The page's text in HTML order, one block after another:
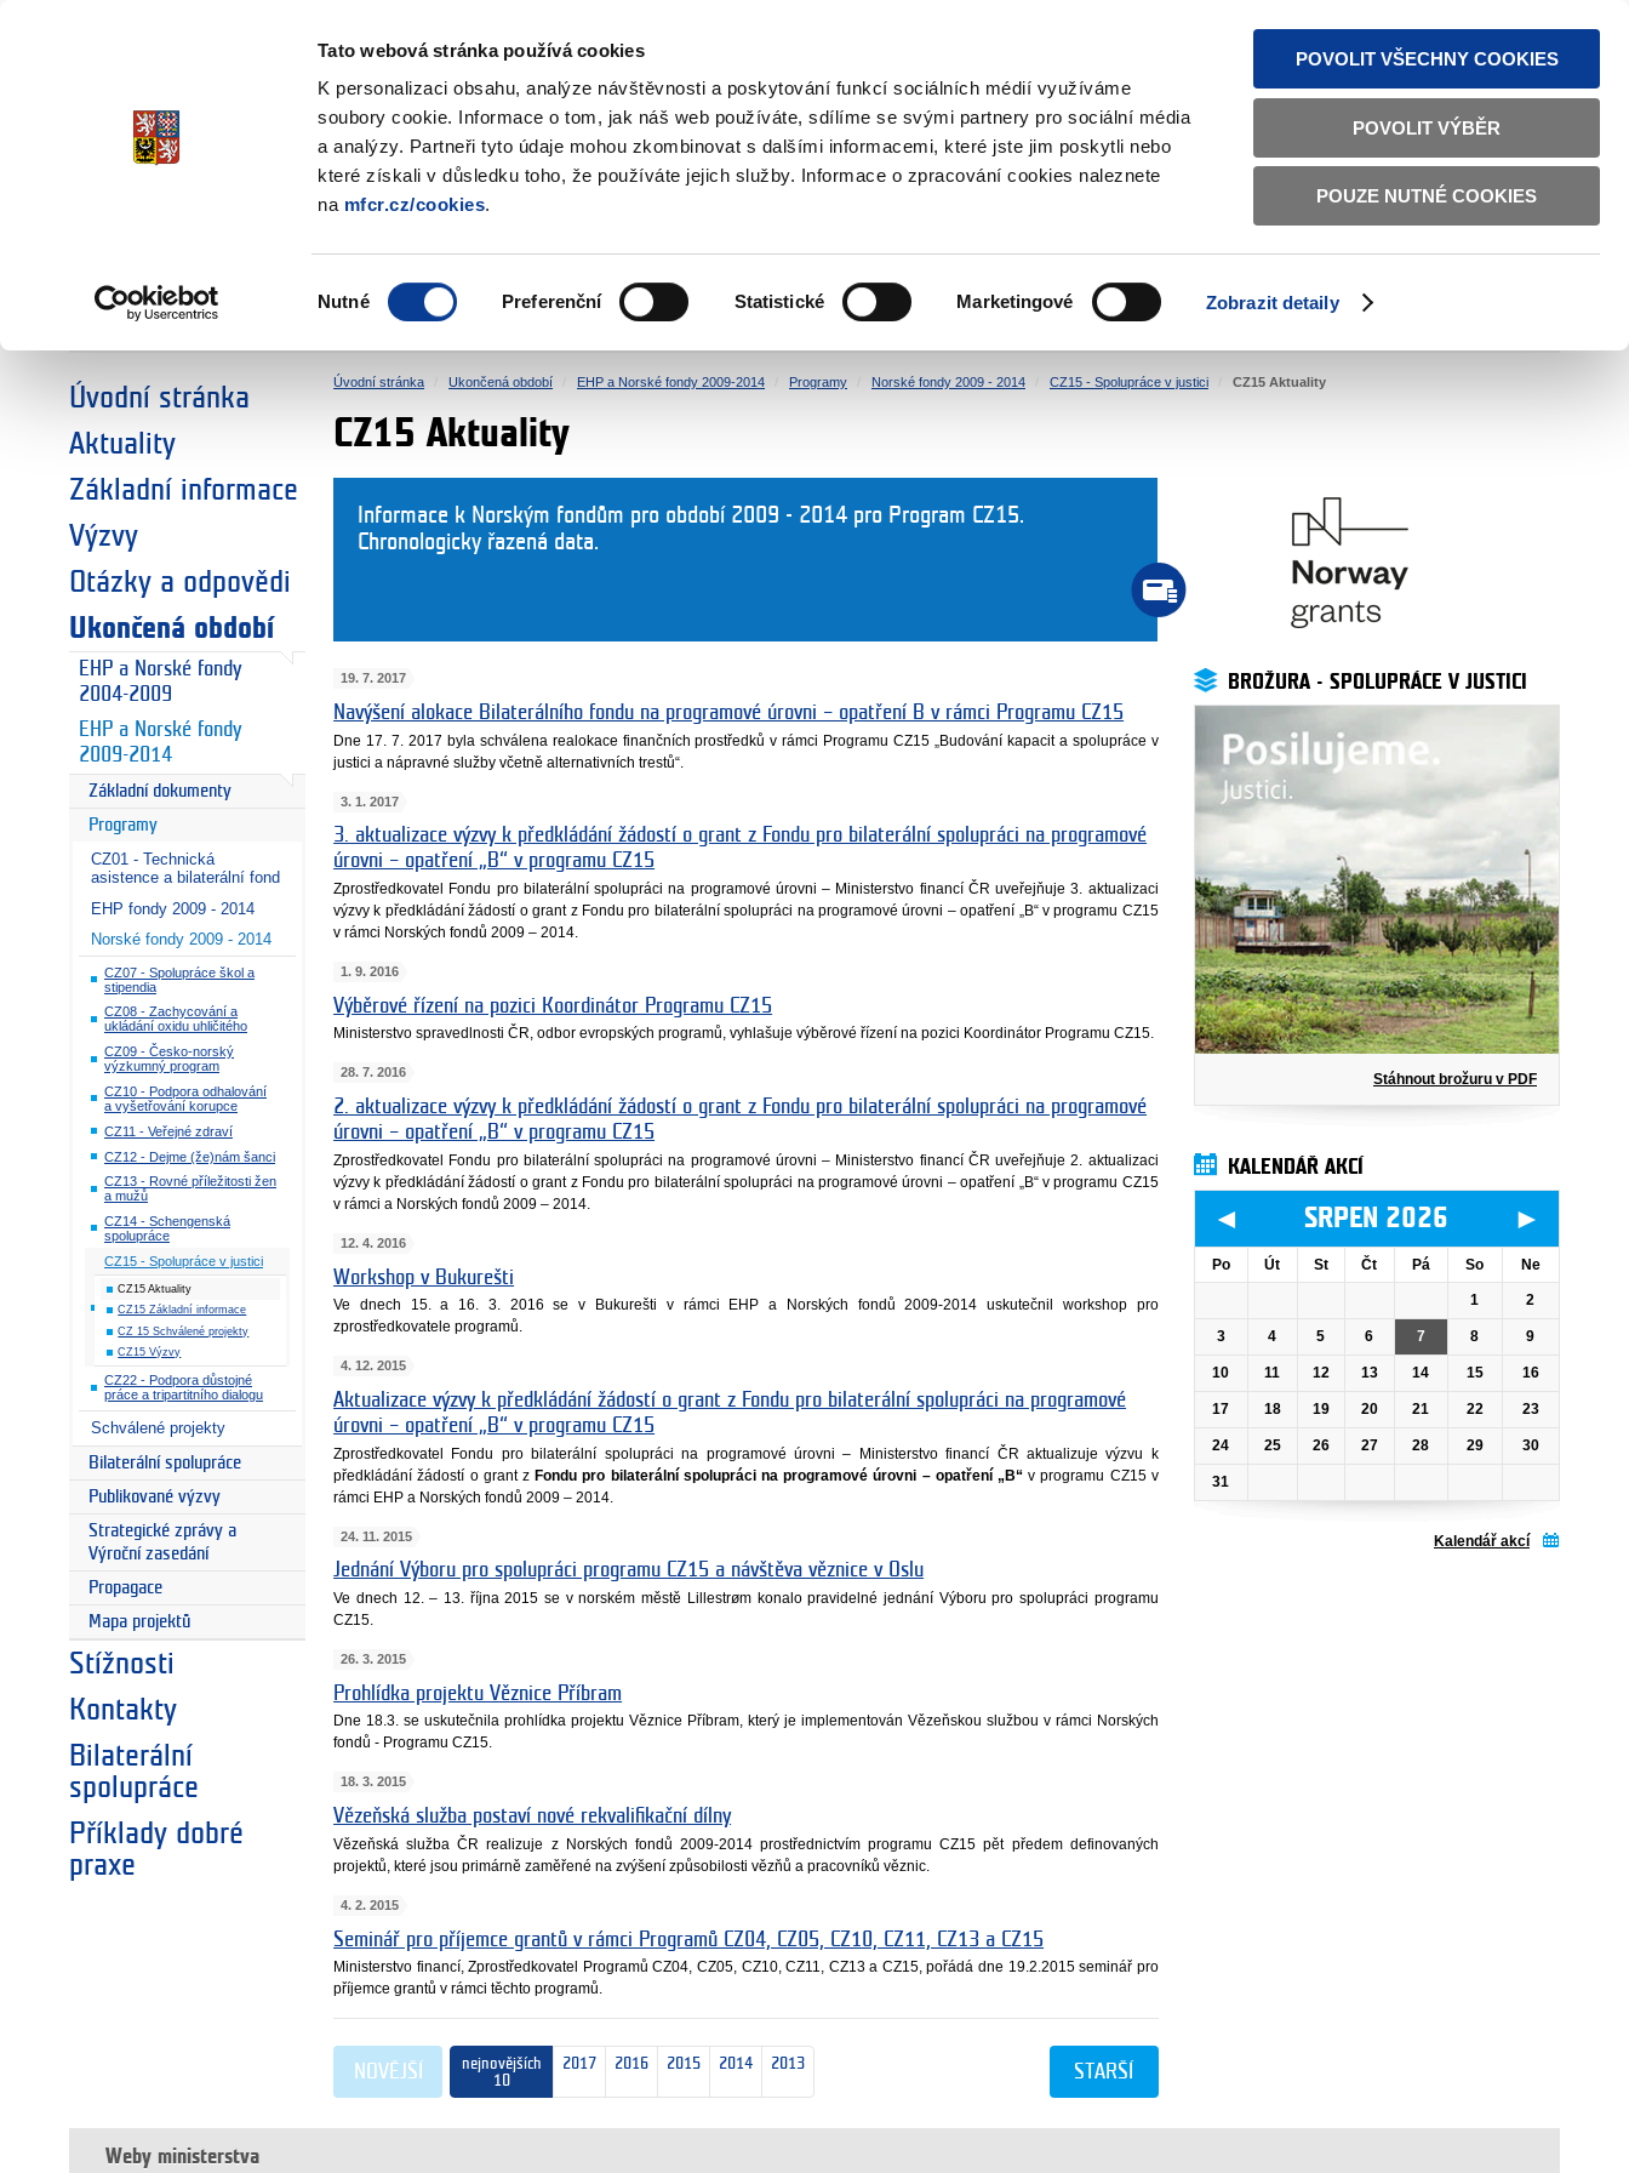
Tato webová stránka používá cookies
K personalizaci obsahu, analýze návštěvnosti a poskytování funkcí sociálních médií využíváme
soubory cookie. Informace o tom, jak náš web používáte, sdílíme se svými partnery pro sociální média
a analýzy. Partneři tyto údaje mohou zkombinovat s dalšími informacemi, které jste jim poskytli nebo
které získali v důsledku toho, že používáte jejich služby. Informace o zpracování cookies naleznete
na mfcr.cz/cookies.
souhlasu
Nutné Preferenční Statistické Marketingové Zobrazit detaily
POVOLIT VŠECHNY COOKIES
POVOLIT VÝBĚR
POUZE NUTNÉ COOKIES
TEXTOVÁ VERZE ČESKY ENGLISH
Fondy EHP a Norska
ZVOLTE SI OBLAST:
SOCIÁLNÍ DIALOG ŽIVOTNÍ PROSTŘEDÍ LIDSKÁ PRÁVA SPRAVEDLNOST VNITŘNÍ VĚCI BILATERÁLNÍ SPOLUPRÁCE
Úvodní stránka
Aktuality
Základní informace
Výzvy
Otázky a odpovědi
Ukončená období
EHP a Norské fondy
2004-2009
EHP a Norské fondy
2009-2014
Základní dokumenty
Programy
CZ01 - Technická
asistence a bilaterální fond
EHP fondy 2009 - 2014
Norské fondy 2009 - 2014
CZ07 - Spolupráce škol a
stipendia
CZ08 - Zachycování a
ukládání oxidu uhličitého
CZ09 - Česko-norský
výzkumný program
CZ10 - Podpora odhalování
a vyšetřování korupce
CZ11 - Veřejné zdraví
CZ12 - Dejme (že)nám šanci
CZ13 - Rovné příležitosti žen
a mužů
CZ14 - Schengenská
spolupráce
CZ15 - Spolupráce v justici
CZ15 Aktuality
CZ15 Základní informace
CZ 15 Schválené projekty
CZ15 Výzvy
CZ22 - Podpora důstojné
práce a tripartitního dialogu
Schválené projekty
Bilaterální spolupráce
Publikované výzvy
Strategické zprávy a
Výroční zasedání
Propagace
Mapa projektů
Stížnosti
Kontakty
Bilaterální
spolupráce
Příklady dobré
praxe
Úvodní stránka Ukončená období EHP a Norské fondy 2009-2014 Programy Norské fondy 2009 - 2014 CZ15 - Spolupráce v justici CZ15 Aktuality
CZ15 Aktuality
Informace k Norským fondům pro období 2009 - 2014 pro Program CZ15.
Chronologicky řazená data.
19. 7. 2017
Navýšení alokace Bilaterálního fondu na programové úrovni – opatření B v rámci Programu CZ15
Dne 17. 7. 2017 byla schválena realokace finančních prostředků v rámci Programu CZ15 „Budování kapacit a spolupráce v
justici a nápravné služby včetně alternativních trestů“.
3. 1. 2017
3. aktualizace výzvy k předkládání žádostí o grant z Fondu pro bilaterální spolupráci na programové
úrovni – opatření „B“ v programu CZ15
Zprostředkovatel Fondu pro bilaterální spolupráci na programové úrovni – Ministerstvo financí ČR uveřejňuje 3. aktualizaci
výzvy k předkládání žádostí o grant z Fondu pro bilaterální spolupráci na programové úrovni – opatření „B“ v programu CZ15
v rámci Norských fondů 2009 – 2014.
1. 9. 2016
Výběrové řízení na pozici Koordinátor Programu CZ15
Ministerstvo spravedlnosti ČR, odbor evropských programů, vyhlašuje výběrové řízení na pozici Koordinátor Programu CZ15.
28. 7. 2016
2. aktualizace výzvy k předkládání žádostí o grant z Fondu pro bilaterální spolupráci na programové
úrovni – opatření „B“ v programu CZ15
Zprostředkovatel Fondu pro bilaterální spolupráci na programové úrovni – Ministerstvo financí ČR uveřejňuje 2. aktualizaci
výzvy k předkládání žádostí o grant z Fondu pro bilaterální spolupráci na programové úrovni – opatření „B“ v programu CZ15
v rámci a Norských fondů 2009 – 2014.
12. 4. 2016
Workshop v Bukurešti
Ve dnech 15. a 16. 3. 2016 se v Bukurešti v rámci EHP a Norských fondů 2009-2014 uskutečnil workshop pro
zprostředkovatele programů.
4. 12. 2015
Aktualizace výzvy k předkládání žádostí o grant z Fondu pro bilaterální spolupráci na programové
úrovni – opatření „B“ v programu CZ15
Zprostředkovatel Fondu pro bilaterální spolupráci na programové úrovni – Ministerstvo financí ČR aktualizuje výzvu k
předkládání žádostí o grant zFondu pro bilaterální spolupráci na programové úrovni – opatření „B“v programu CZ15 v
rámci EHP a Norských fondů 2009 – 2014.
24. 11. 2015
Jednání Výboru pro spolupráci programu CZ15 a návštěva věznice v Oslu
Ve dnech 12. – 13. října 2015 se v norském městě Lillestrøm konalo pravidelné jednání Výboru pro spolupráci programu
CZ15.
26. 3. 2015
Prohlídka projektu Věznice Příbram
Dne 18.3. se uskutečnila prohlídka projektu Věznice Příbram, který je implementován Vězeňskou službou v rámci Norských
fondů - Programu CZ15.
18. 3. 2015
Vězeňská služba postaví nové rekvalifikační dílny
Vězeňská služba ČR realizuje z Norských fondů 2009-2014 prostřednictvím programu CZ15 pět předem definovaných
projektů, které jsou primárně zaměřené na zvýšení způsobilosti vězňů a pracovníků věznic.
4. 2. 2015
Seminář pro příjemce grantů v rámci Programů CZ04, CZ05, CZ10, CZ11, CZ13 a CZ15
Ministerstvo financí, Zprostředkovatel Programů CZ04, CZ05, CZ10, CZ11, CZ13 a CZ15, pořádá dne 19.2.2015 seminář pro
příjemce grantů v rámci těchto programů.
nejnovějších
10
2017 2016 2015 2014 2013
NOVĚJŠÍ STARŠÍ
BROŽURA - SPOLUPRÁCE V JUSTICI
Stáhnout brožuru v PDF
KALENDÁŘ AKCÍ
◄ SRPEN 2026 ►
Po Út St Čt Pá So Ne
1 2
3 4 5 6 7 8 9
10 11 12 13 14 15 16
17 18 19 20 21 22 23
24 25 26 27 28 29 30
31
Kalendář akcí
Weby ministerstva